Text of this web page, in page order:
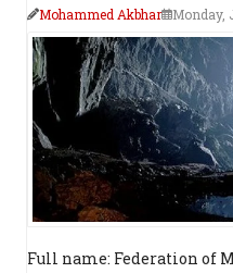
Mohammed Akbhar Monday,
Full name: Federation of